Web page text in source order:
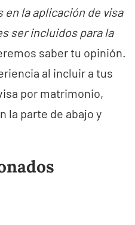
la aplicación de visa
ser incluidos para la
saber tu opinión.
al incluir a tus
por matrimonio,
la parte de abajo y